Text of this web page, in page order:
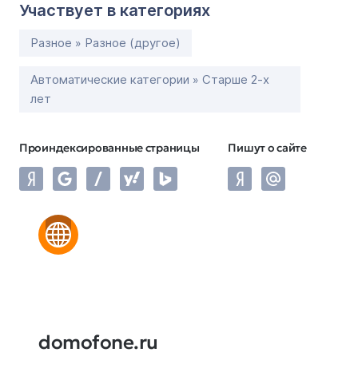
Участвует в категориях
Разное » Разное (другое)
Автоматические категории » Старше 2-х
лет
Проиндексированные страницы Пишут о сайте
domofone.ru